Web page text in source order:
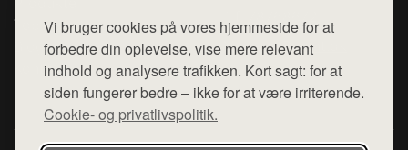
Vi bruger cookies på vores hjemmeside for at
forbedre din oplevelse, vise mere relevant
indhold og analysere trafikken. Kort sagt: for at
siden fungerer bedre – ikke for at være irriterende.
Cookie- og privatlivspolitik.
Top Rabatter
Blog
Kontakt
Mail: hej@want.dk
Cookie- og privatlivspolitik